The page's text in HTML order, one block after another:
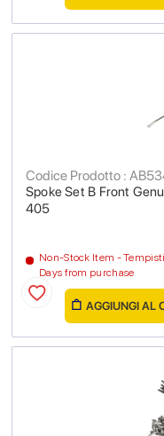
Spoke Set B Front
405
Codice Prodotto :
Non-Stock Item -
Days from purchase
AGGIUNGI AL